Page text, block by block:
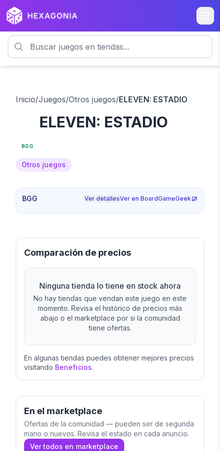
Inicio/Juegos/Otros juegos/ELEVEN: ESTADIO
BGG
ELEVEN: ESTADIO
Otros juegos
BGG Ver detallesVer en BoardGameGeek
Comparación de precios
Ninguna tienda lo tiene en stock ahora
No hay tiendas que vendan este juego en este
momento. Revisa el histórico de precios más
abajo o el marketplace por si la comunidad
tiene ofertas.
En algunas tiendas puedes obtener mejores precios
visitando Beneficios.
En el marketplace
Ofertas de la comunidad — pueden ser de segunda
mano o nuevos. Revisa el estado en cada anuncio.
Ver todos en marketplace